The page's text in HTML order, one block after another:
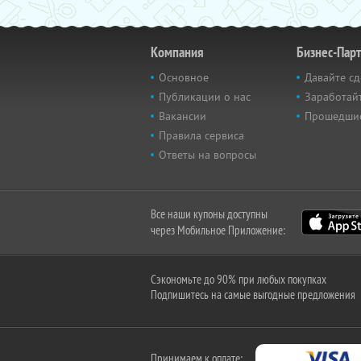
Компания
Основное
Публикации о нас
Вакансии
Правила сервиса
Ответы на вопросы
Бизнес-
Давайте
Все наши купоны доступны
через Мобильное Приложение:
Сэкономьте до 90% при любых покупках
Подпишитесь на самые выгодные предложения